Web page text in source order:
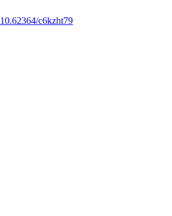
10.62364/c6kzht79